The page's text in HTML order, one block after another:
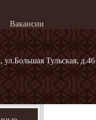
Вакансии
ул.Большая Тульская, д.46